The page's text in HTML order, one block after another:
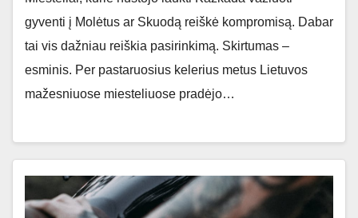
gyventi į Molėtus ar Skuodą reiškė kompromisą. Dabar
tai vis dažniau reiškia pasirinkimą. Skirtumas –
esminis. Per pastaruosius kelerius metus Lietuvos
mažesniuose miesteliuose pradėjo…